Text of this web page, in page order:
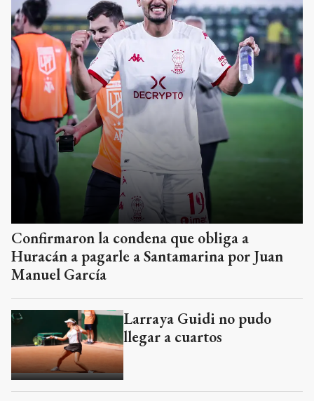
Confirmaron la condena que obliga a
Huracán a pagarle a Santamarina por Juan
Manuel García
Larraya Guidi no pudo
llegar a cuartos